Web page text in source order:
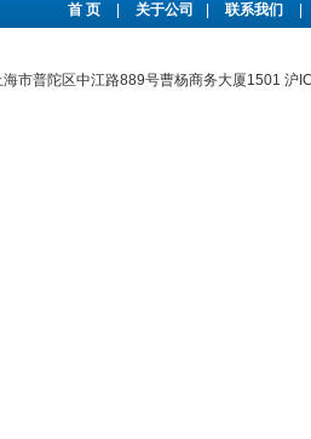
首 页 关于公司 联系我们
市普陀区中江路889号曹杨商务大厦1501 沪